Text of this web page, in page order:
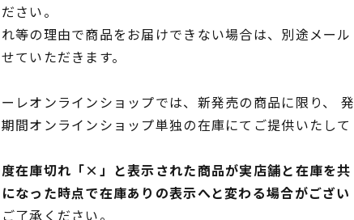
さい。
等の理由で商品をお届けできない場合は、別途メール
ていただきます。
レオンラインショップでは、新発売の商品に限り、 発
間オンラインショップ単独の在庫にてご提供いたして
在庫切れ「×」と表示された商品が実店舗と在庫を共
なった時点で在庫ありの表示へと変わる場合がござい
了承ください。